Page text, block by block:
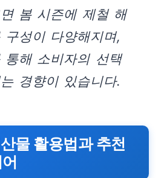
봄 시즌에 제철 해
구성이 다양해지며,
통해 소비자의 선택
경향이 있습니다.
물 활용법과 추천